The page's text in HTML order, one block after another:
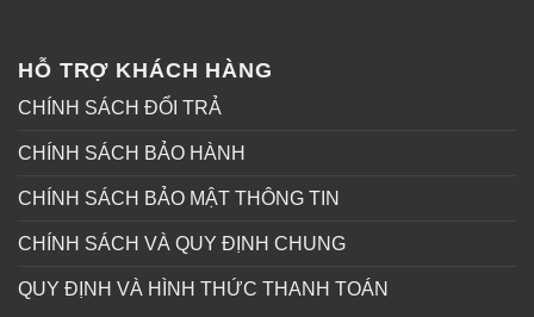
HỖ TRỢ KHÁCH HÀNG
CHÍNH SÁCH ĐỔI TRẢ
CHÍNH SÁCH BẢO HÀNH
CHÍNH SÁCH BẢO MẬT THÔNG TIN
CHÍNH SÁCH VÀ QUY ĐỊNH CHUNG
QUY ĐỊNH VÀ HÌNH THỨC THANH TOÁN